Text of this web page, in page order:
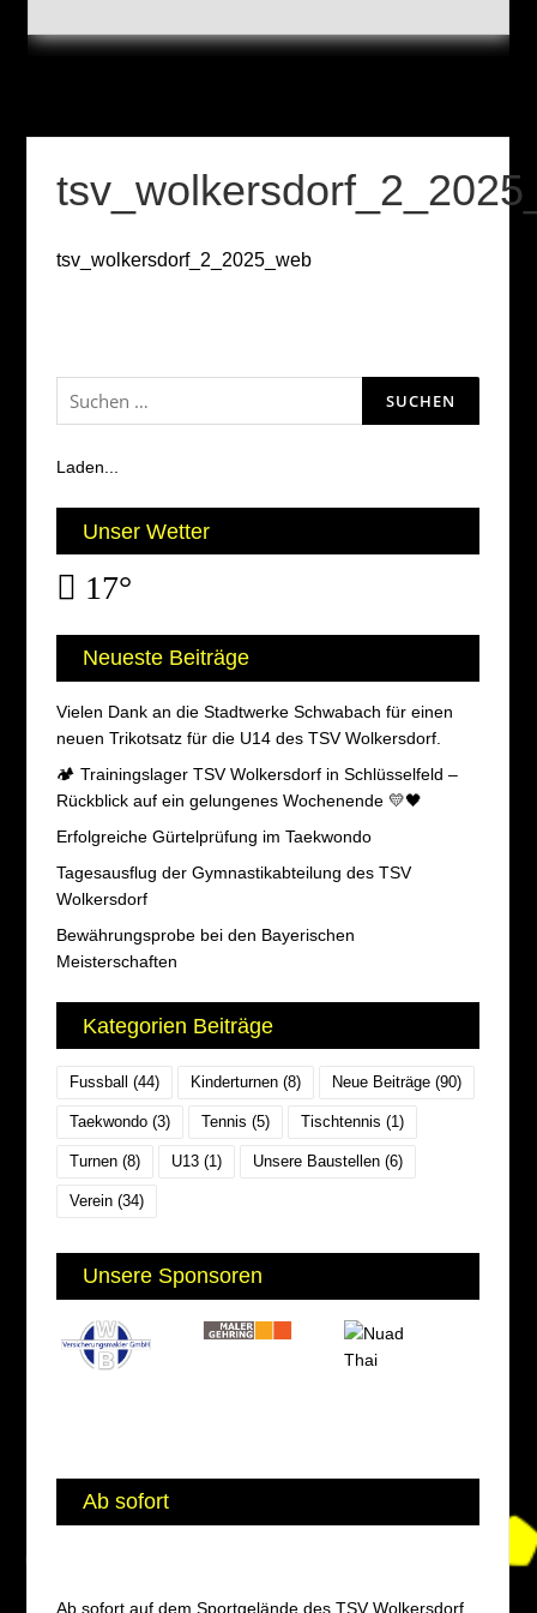
tsv_wolkersdorf_2_2025_web
Suchen
nach:
Laden...
Unser Wetter
17°
Neueste Beiträge
Vielen Dank an die Stadtwerke Schwabach für einen
neuen Trikotsatz für die U14 des TSV Wolkersdorf.
🏕️ Trainingslager TSV Wolkersdorf in Schlüsselfeld –
Rückblick auf ein gelungenes Wochenende 💛🖤
Erfolgreiche Gürtelprüfung im Taekwondo
Tagesausflug der Gymnastikabteilung des TSV
Wolkersdorf
Bewährungsprobe bei den Bayerischen
Meisterschaften
Kategorien Beiträge
Fussball (44) Kinderturnen(8) Neue Beiträge(90)
Taekwondo(3) Tennis (5) Tischtennis (1)
Turnen(8) U13(1) Unsere Baustellen(6)
Verein(34)
Unsere Sponsoren
Ab sofort
Ab sofort auf dem Sportgelände des TSV Wolkersdorf,